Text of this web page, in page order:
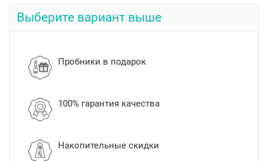
Выберите вариант выше
Пробники в подарок
100% гарантия качества
Накопительные скидки